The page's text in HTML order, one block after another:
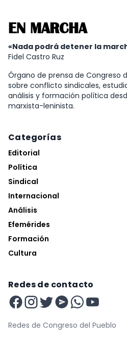
EN MARCHA
«Nada podrá detener la
Fidel Castro Ruz
Órgano de prensa de Congreso
sobre conflicto sindicales,
análisis y formación política
marxista-leninista.
Categorías
Editorial
Política
Sindical
Internacional
Análisis
Efemérides
Formación
Cultura
Redes de contacto
Redes de Congreso del Pueblo